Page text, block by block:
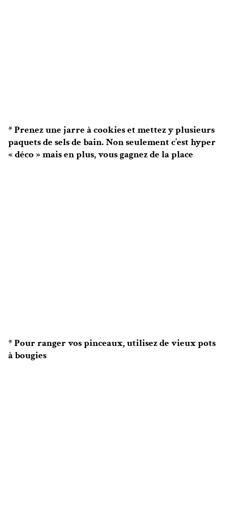
* Prenez une jarre à cookies et mettez y plusieurs
paquets de sels de bain. Non seulement c’est hyper
« déco » mais en plus, vous gagnez de la place
* Pour ranger vos pinceaux, utilisez de vieux pots
à bougies